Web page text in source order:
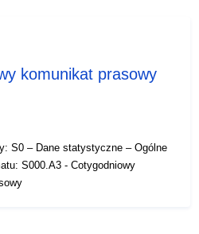
komunikat prasowy
S0 – Dane statystyczne – Ogólne
S000.A3 - Cotygodniowy